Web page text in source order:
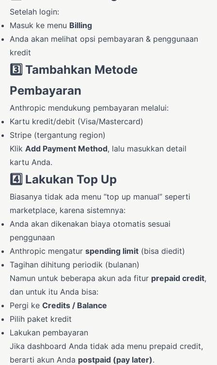
Setelah login:
Masuk ke menu Billing
Anda akan melihat opsi pembayaran & penggunaan
kredit
3️⃣ Tambahkan Metode
Pembayaran
Anthropic mendukung pembayaran melalui:
Kartu kredit/debit (Visa/Mastercard)
Stripe (tergantung region)
Klik Add Payment Method, lalu masukkan detail
kartu Anda.
4️⃣ Lakukan Top Up
Biasanya tidak ada menu “top up manual” seperti
marketplace, karena sistemnya:
Anda akan dikenakan biaya otomatis sesuai
penggunaan
Anthropic mengatur spending limit (bisa diedit)
Tagihan dihitung periodik (bulanan)
Namun untuk beberapa akun ada fitur prepaid credit,
dan untuk itu Anda bisa:
Pergi ke Credits / Balance
Pilih paket kredit
Lakukan pembayaran
Jika dashboard Anda tidak ada menu prepaid credit,
berarti akun Anda postpaid (pay later).